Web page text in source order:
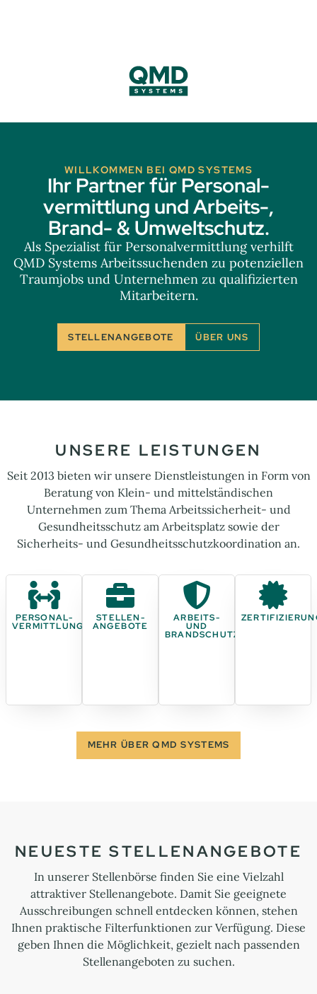
WILLKOMMEN BEI QMD SYSTEMS
Ihr Partner für Personal-
vermittlung und Arbeits-,
Brand- & Umweltschutz.
Als Spezialist für Personalvermittlung verhilft
QMD Systems Arbeitssuchenden zu potenziellen
Traumjobs und Unternehmen zu qualifizierten
Mitarbeitern.
STELLENANGEBOTE ÜBER UNS
UNSERE LEISTUNGEN
Seit 2013 bieten wir unsere Dienstleistungen in Form von
Beratung von Klein- und mittelständischen
Unternehmen zum Thema Arbeitssicherheit- und
Gesundheitsschutz am Arbeitsplatz sowie der
Sicherheits- und Gesundheitsschutzkoordination an.
PERSONAL­
VERMITTLUNG
STELLEN­
ANGEBOTE
ARBEITS-
UND
BRANDSCHUTZ
MEHR ÜBER QMD SYSTEMS
NEUESTE STELLENANGEBOTE
In unserer Stellenbörse finden Sie eine Vielzahl
attraktiver Stellenangebote. Damit Sie geeignete
Ausschreibungen schnell entdecken können, stehen
Ihnen praktische Filterfunktionen zur Verfügung. Diese
geben Ihnen die Möglichkeit, gezielt nach passenden
Stellenangeboten zu suchen.